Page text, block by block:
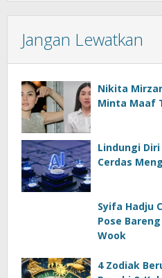
Jangan Lewatkan
Nikita
Minta Maaf
Lindungi Diri
Cerdas
Syifa Hadju
Pose
Wook
4 Zodiak